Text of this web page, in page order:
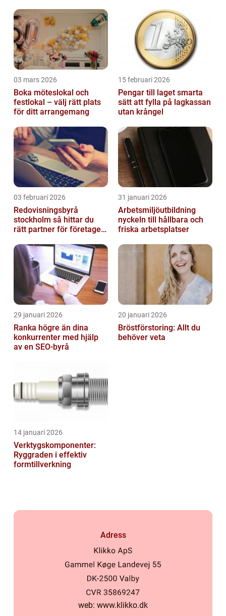
03 mars 2026
Boka möteslokal och
festlokal – välj rätt plats
för ditt arrangemang
15 februari 2026
Pengar till laget smarta
sätt att fylla på lagkassan
utan krångel
03 februari 2026
Redovisningsbyrå
stockholm så hittar du
rätt partner för företagets
31 januari 2026
Arbetsmiljöutbildning
nyckeln till hållbara och
friska arbetsplatser
29 januari 2026
Ranka högre än dina
konkurrenter med hjälp
av en SEO-byrå
20 januari 2026
Bröstförstoring: Allt du
behöver veta
14 januari 2026
Verktygskomponenter:
Ryggraden i effektiv
formtillverkning
Adress
web: www.klikko.dk